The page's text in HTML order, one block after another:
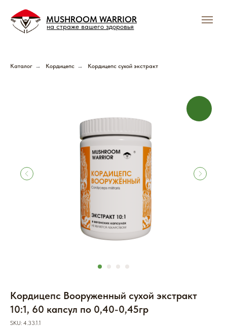
MUSHROOM WARRIOR
на страже вашего здоровья
Подпишись и получай
выгодные предложения
Грибного Воина !
В нашем тг-канале вы найдете всю актуальную
информацию о скидках, акциях и распродажах.
Подписывайтесь и будьте в курсе событий!
Подписаться
Каталог → Кордицепс → Кордицепс сухой экстракт
Кордицепс Вооруженный сухой экстракт
10:1, 60 капсул по 0,40-0,45гр
SKU: 4.33.1.1